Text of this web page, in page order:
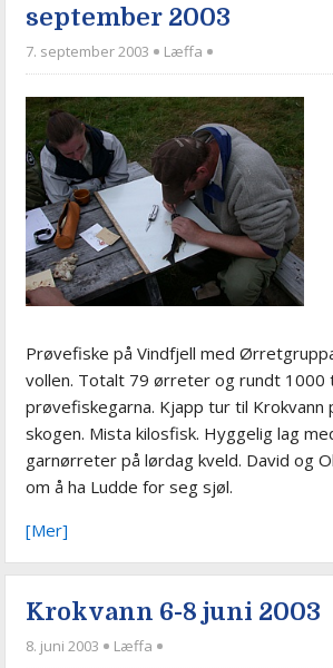
september 2003
7. september 2003 Læffa
Prøvefiske på Vindfjell med
vollen. Totalt 79 ørreter og rundt 1000
prøvefiskegarna. Kjapp tur til Krokvann
skogen. Mista kilosfisk. Hyggelig lag
garnørreter på lørdag kveld. David og
om å ha Ludde for seg sjøl.
[Mer]
Krokvann 6-8 juni 2003
8. juni 2003 Læffa